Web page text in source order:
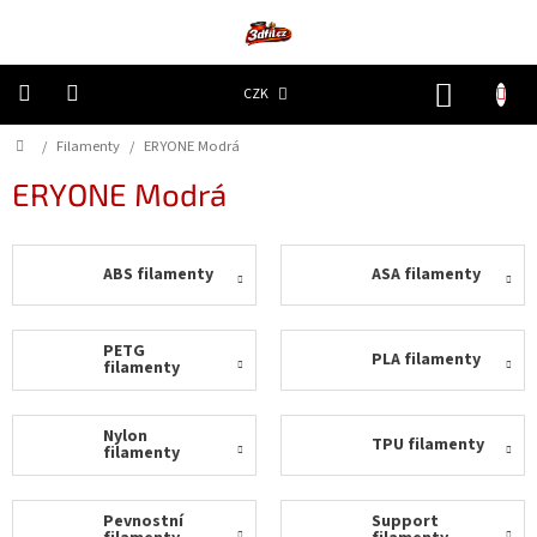
CZK
díly
ceny
Domů
/ Filamenty / ERYONE Modrá
ERYONE Modrá
ABS filamenty ASA filamenty
PETG
filamenty PLA filamenty
Nylon
filamenty TPU filamenty
Pevnostní Support